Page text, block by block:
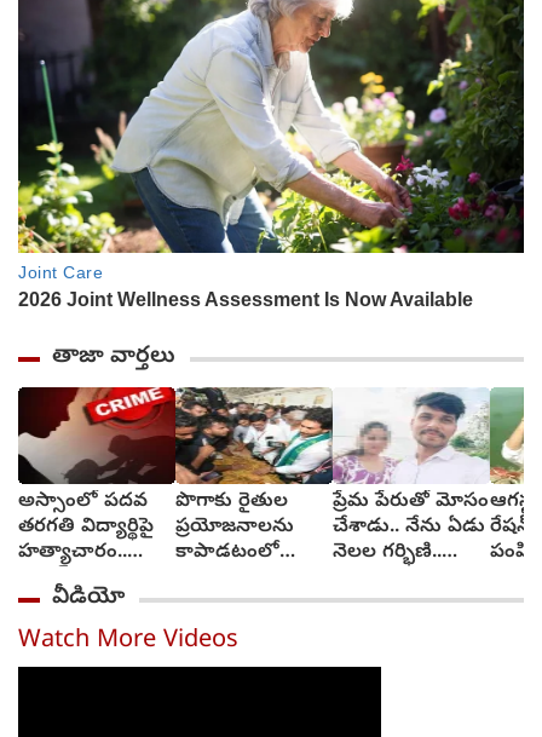
తాజా వార్తలు
అస్సాంలో పదవ
తరగతి విద్యార్థిపై
హత్యాచారం..
ఫంక్షన్‌కు వెళ్లిన
తల్లి.. మంచంపై
విగతజీవిగా..?
పొగాకు రైతుల
ప్రయోజనాలను
కాపాడటంలో
వైఎస్ జగన్
ప్రేమ పేరుతో మోసం
చేశాడు.. నేను ఏడు
నెలల గర్భిణి..
(video)
రేషన్
వీడియో
Watch More Videos